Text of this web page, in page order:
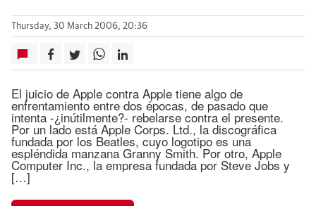
Thursday, 30 March 2006, 20:36
El juicio de Apple contra Apple tiene algo de
enfrentamiento entre dos épocas, de pasado que
intenta -¿inútilmente?- rebelarse contra el presente.
Por un lado está Apple Corps. Ltd., la discográfica
fundada por los Beatles, cuyo logotipo es una
espléndida manzana Granny Smith. Por otro, Apple
Computer Inc., la empresa fundada por Steve Jobs y
[…]